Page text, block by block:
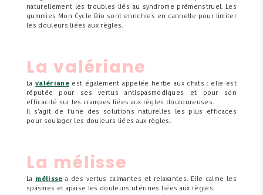
naturellement les troubles liés au syndrome prémenstruel. Les
gummies Mon Cycle Bio sont enrichies en cannelle pour limiter
les douleurs liées aux règles.
La valériane
Lavalériane est également appelée herbe aux chats : elle est
réputée pour ses vertus antispasmodiques et pour son
efficacité sur les crampes liées aux règles douloureuses.
Il s’agit de l’une des solutions naturelles les plus efficaces
pour soulager les douleurs liées aux règles.
La mélisse
La mélisse a des vertus calmantes et relaxantes. Elle calme les
spasmes et apaise les douleurs utérines liées aux règles.